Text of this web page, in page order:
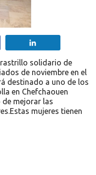
rastrillo solidario de
de noviembre en el
destinado a uno de los
en Chefchaouen
de mejorar las
mujeres tienen